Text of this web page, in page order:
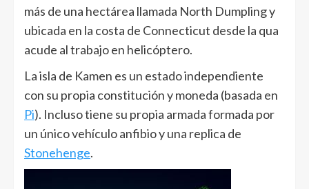
más de una hectárea llamada North Dumpling y
ubicada en la costa de Connecticut desde la qua
acude al trabajo en helicóptero.
La isla de Kamen es un estado independiente
con su propia constitución y moneda (basada en
Pi). Incluso tiene su propia armada formada por
un único vehículo anfibio y una replica de
Stonehenge.